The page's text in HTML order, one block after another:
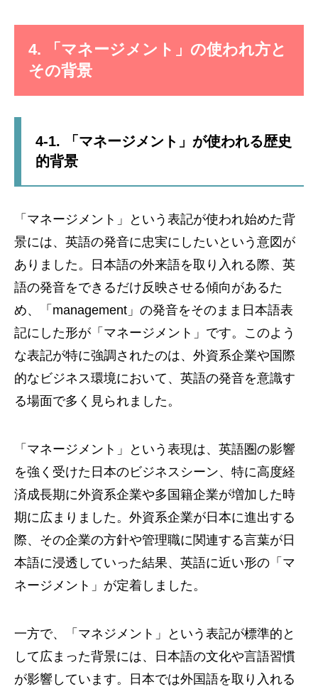
4. 「マネージメント」の使われ方と
その背景
4-1. 「マネージメント」が使われる歴史
的背景
「マネージメント」という表記が使われ始めた背
景には、英語の発音に忠実にしたいという意図が
ありました。日本語の外来語を取り入れる際、英
語の発音をできるだけ反映させる傾向があるた
め、「management」の発音をそのまま日本語表
記にした形が「マネージメント」です。このよう
な表記が特に強調されたのは、外資系企業や国際
的なビジネス環境において、英語の発音を意識す
る場面で多く見られました。
「マネージメント」という表現は、英語圏の影響
を強く受けた日本のビジネスシーン、特に高度経
済成長期に外資系企業や多国籍企業が増加した時
期に広まりました。外資系企業が日本に進出する
際、その企業の方針や管理職に関連する言葉が日
本語に浸透していった結果、英語に近い形の「マ
ネージメント」が定着しました。
一方で、「マネジメント」という表記が標準的と
して広まった背景には、日本語の文化や言語習慣
が影響しています。日本では外国語を取り入れる